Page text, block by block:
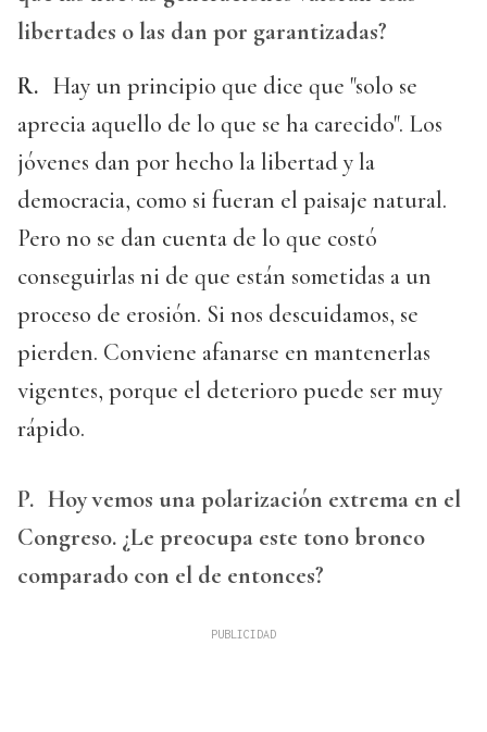
libertades o las dan por garantizadas?
R. Hay un principio que dice que "solo se
aprecia aquello de lo que se ha carecido". Los
jóvenes dan por hecho la libertad y la
democracia, como si fueran el paisaje natural.
Pero no se dan cuenta de lo que costó
conseguirlas ni de que están sometidas a un
proceso de erosión. Si nos descuidamos, se
pierden. Conviene afanarse en mantenerlas
vigentes, porque el deterioro puede ser muy
rápido.
P. Hoy vemos una polarización extrema en el
Congreso. ¿Le preocupa este tono bronco
comparado con el de entonces?